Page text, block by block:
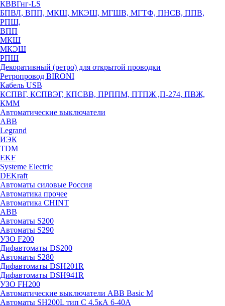
КВВГнг-LS
БПВЛ, ВПП, МКШ, МКЭШ, МГШВ, МГТФ, ПНСВ, ППВ,
РПШ,
ВПП
МКШ
МКЭШ
РПШ
Декоративный (ретро) для открытой проводки
Ретропровод BIRONI
Кабель USB
КСПВГ, КСПВЭГ, КПСВВ, ПРППМ, ПТПЖ ,П-274, ПВЖ,
КММ
Автоматические выключатели
ABB
Legrand
ИЭК
TDM
EKF
Systeme Electric
DEKraft
Автоматы силовые Россия
Автоматика прочее
Автоматика CHINT
ABB
Автоматы S200
Автоматы S290
УЗО F200
Дифавтоматы DS200
Автоматы S280
Дифавтоматы DSH201R
Дифавтоматы DSH941R
УЗО FH200
Автоматические выключатели ABB Basic M
Автоматы SH200L тип С 4.5кА 6-40А